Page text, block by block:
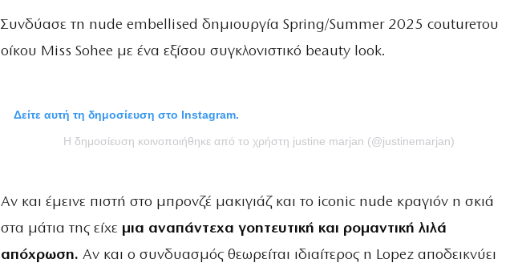
Συνδύασε τη nude embellised δημιουργία Spring/Summer 2025 coutureτου
οίκου Miss Sohee με ένα εξίσου συγκλονιστικό beauty look.
Δείτε αυτή τη δημοσίευση στο Instagram.
Η δημοσίευση κοινοποιήθηκε από το χρήστη justine marjan (@justinemarjan)
Αν και έμεινε πιστή στο μπρονζέ μακιγιάζ και το iconic nude κραγιόν η σκιά
στα μάτια της είχε μια αναπάντεχα γοητευτική και ρομαντική λιλά
απόχρωση. Αν και ο συνδυασμός θεωρείται ιδιαίτερος η Lopez αποδεικνύει